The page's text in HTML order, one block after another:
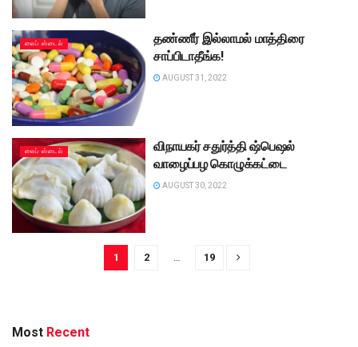
லைப் ஸ்டைல்
தண்ணீர் இல்லாமல் மாத்திரை
சாப்பிடாதீங்க!
AUGUST 31, 2022
லைப் ஸ்டைல்
விநாயகர் சதுர்த்தி ஷ்பெஷல்
வாழைப்பழ கொழுக்கட்டை
AUGUST 30, 2022
1 2 … 19
Most Recent